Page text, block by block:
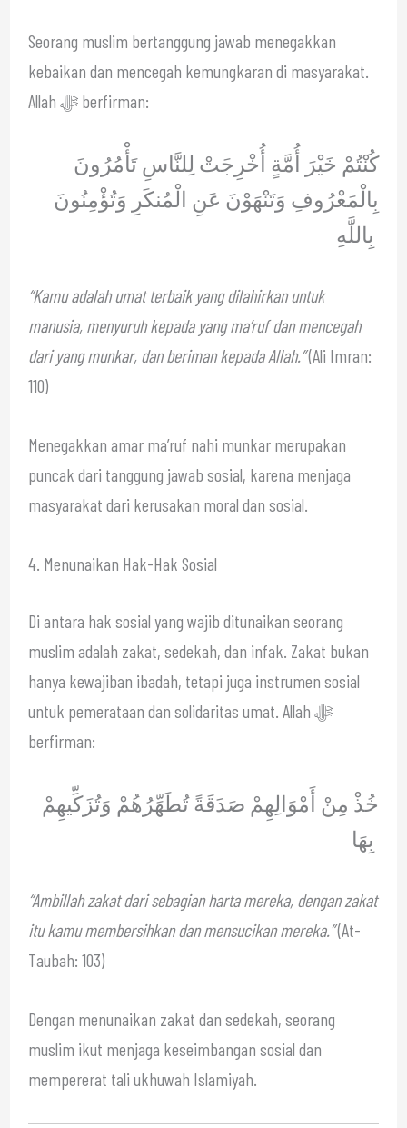
Seorang muslim bertanggung jawab menegakkan
kebaikan dan mencegah kemungkaran di masyarakat.
Allah ﷻ berfirman:
كُنْتُمْ خَيْرَ أُمَّةٍ أُخْرِجَتْ لِلنَّاسِ تَأْمُرُونَ
بِالْمَعْرُوفِ وَتَنْهَوْنَ عَنِ الْمُنكَرِ وَتُؤْمِنُونَ
“Kamu adalah umat terbaik yang dilahirkan untuk
manusia, menyuruh kepada yang ma’ruf dan mencegah
dari yang munkar, dan beriman kepada Allah.”(Ali Imran:
110)
Menegakkan amar ma’ruf nahi munkar merupakan
puncak dari tanggung jawab sosial, karena menjaga
masyarakat dari kerusakan moral dan sosial.
4. Menunaikan Hak-Hak Sosial
Di antara hak sosial yang wajib ditunaikan seorang
muslim adalah zakat, sedekah, dan infak. Zakat bukan
hanya kewajiban ibadah, tetapi juga instrumen sosial
untuk pemerataan dan solidaritas umat. Allah ﷻ
berfirman:
خُذْ مِنْ أَمْوَالِهِمْ صَدَقَةً تُطَهِّرُهُمْ وَتُزَكِّيهِمْ
“Ambillah zakat dari sebagian harta mereka, dengan zakat
itu kamu membersihkan dan mensucikan mereka.”(At-
Taubah: 103)
Dengan menunaikan zakat dan sedekah, seorang
muslim ikut menjaga keseimbangan sosial dan
mempererat tali ukhuwah Islamiyah.